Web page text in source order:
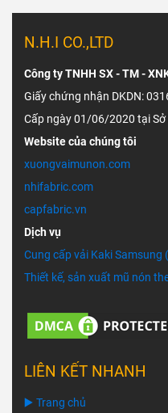
N.H.I CO.,LTD
Công ty TNHH SX - TM -
Giấy chứng nhận DKDN:
Cấp ngày 01/06/2020 tại Sở
Website của chúng tôi
xuongvaimunon.com
nhifabric.com
capfabric.vn
Dịch vụ
Cung cấp vải Kaki Samsung
Thiết kế, sản xuất mũ nón
LIÊN KẾT NHANH
▶️ Trang chủ